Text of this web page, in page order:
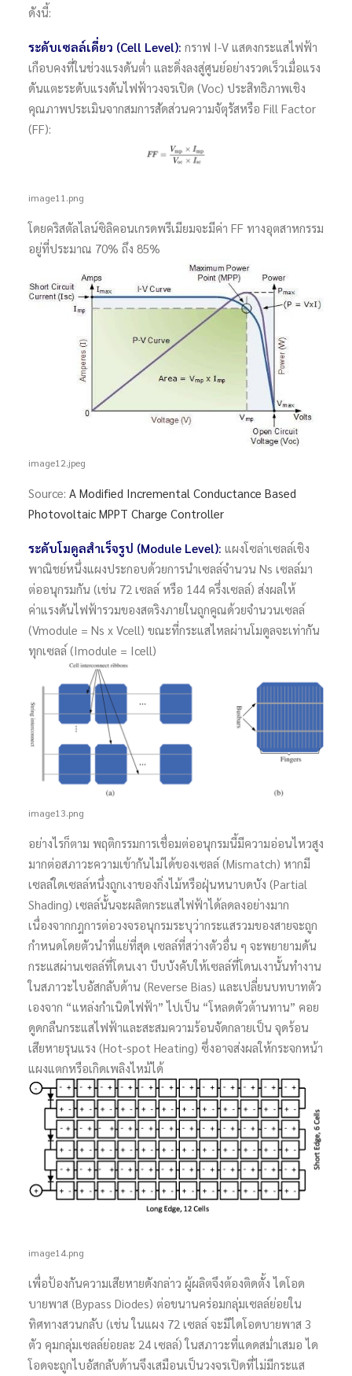
ดังนี้:
ระดับเซลล์เดี่ยว (Cell Level): กราฟ I-V แสดงกระแสไฟฟ้า
เกือบคงที่ในช่วงแรงดันต่ำ และดิ่งลงสู่ศูนย์อย่างรวดเร็วเมื่อแรง
ดันแตะระดับแรงดันไฟฟ้าวงจรเปิด (Voc) ประสิทธิภาพเชิง
คุณภาพประเมินจากสมการสัดส่วนความจัตุรัสหรือ Fill Factor
(FF):
image11.png
โดยคริสตัลไลน์ซิลิคอนเกรดพรีเมียมจะมีค่า FF ทางอุตสาหกรรม
อยู่ที่ประมาณ 70% ถึง 85%
image12.jpeg
Source: A Modified Incremental Conductance Based
Photovoltaic MPPT Charge Controller
ระดับโมดูลสำเร็จรูป (Module Level): แผงโซล่าเซลล์เชิง
พาณิชย์หนึ่งแผงประกอบด้วยการนำเซลล์จำนวน Ns เซลล์มา
ต่ออนุกรมกัน (เช่น 72 เซลล์ หรือ 144 ครึ่งเซลล์) ส่งผลให้
ค่าแรงดันไฟฟ้ารวมของสตริงภายในถูกคูณด้วยจำนวนเซลล์
(Vmodule = Ns x Vcell) ขณะที่กระแสไหลผ่านโมดูลจะเท่ากัน
ทุกเซลล์ (Imodule = Icell)
image13.png
อย่างไรก็ตาม พฤติกรรมการเชื่อมต่ออนุกรมนี้มีความอ่อนไหวสูง
มากต่อสภาวะความเข้ากันไม่ได้ของเซลล์ (Mismatch) หากมี
เซลล์ใดเซลล์หนึ่งถูกเงาของกิ่งไม้หรือฝุ่นหนาบดบัง (Partial
Shading) เซลล์นั้นจะผลิตกระแสไฟฟ้าได้ลดลงอย่างมาก
เนื่องจากกฎการต่อวงจรอนุกรมระบุว่ากระแสรวมของสายจะถูก
กำหนดโดยตัวนำที่แย่ที่สุด เซลล์ที่สว่างตัวอื่น ๆ จะพยายามดัน
กระแสผ่านเซลล์ที่โดนเงา บีบบังคับให้เซลล์ที่โดนเงานั้นทำงาน
ในสภาวะไบอัสกลับด้าน (Reverse Bias) และเปลี่ยนบทบาทตัว
เองจาก “แหล่งกำเนิดไฟฟ้า” ไปเป็น “โหลดตัวต้านทาน” คอย
ดูดกลืนกระแสไฟฟ้าและสะสมความร้อนจัดกลายเป็น จุดร้อน
เสียหายรุนแรง (Hot-spot Heating) ซึ่งอาจส่งผลให้กระจกหน้า
แผงแตกหรือเกิดเพลิงไหม้ได้
image14.png
เพื่อป้องกันความเสียหายดังกล่าว ผู้ผลิตจึงต้องติดตั้ง ไดโอด
บายพาส (Bypass Diodes) ต่อขนานคร่อมกลุ่มเซลล์ย่อยใน
ทิศทางสวนกลับ (เช่น ในแผง 72 เซลล์ จะมีไดโอดบายพาส 3
ตัว คุมกลุ่มเซลล์ย่อยละ 24 เซลล์) ในสภาวะที่แดดสม่ำเสมอ ได
โอดจะถูกไบอัสกลับด้านจึงเสมือนเป็นวงจรเปิดที่ไม่มีกระแส